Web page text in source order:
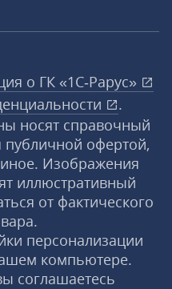
о ГК «1С‑Рарус»
.
носят справочный
публичной офертой,
Изображения
иллюстративный
от фактического
персонализации
компьютере.
соглашаетесь